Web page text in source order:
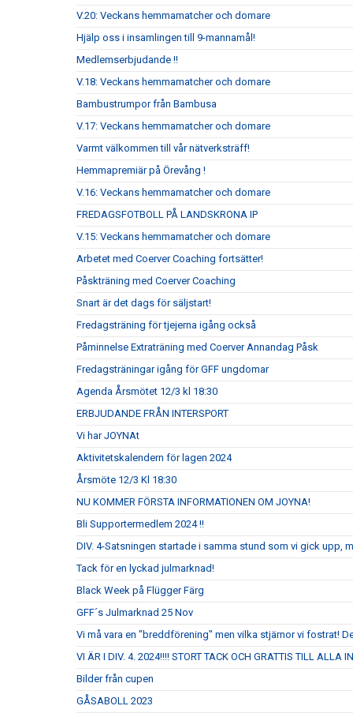
V.20: Veckans hemmamatcher och domare
Hjälp oss i insamlingen till 9-mannamål!
Medlemserbjudande !!
V.18: Veckans hemmamatcher och domare
Bambustrumpor från Bambusa
V.17: Veckans hemmamatcher och domare
Varmt välkommen till vår nätverksträff!
Hemmapremiär på Örevång !
V.16: Veckans hemmamatcher och domare
FREDAGSFOTBOLL PÅ LANDSKRONA IP
V.15: Veckans hemmamatcher och domare
Arbetet med Coerver Coaching fortsätter!
Påskträning med Coerver Coaching
Snart är det dags för säljstart!
Fredagsträning för tjejerna igång också
Påminnelse Extraträning med Coerver Annandag Påsk
Fredagsträningar igång för GFF ungdomar
Agenda Årsmötet 12/3 kl 18:30
ERBJUDANDE FRÅN INTERSPORT
Vi har JOYNAt
Aktivitetskalendern för lagen 2024
Årsmöte 12/3 Kl 18:30
NU KOMMER FÖRSTA INFORMATIONEN OM JOYNA!
Bli Supportermedlem 2024 !!
DIV. 4-Satsningen startade i samma stund som vi gick upp,
Tack för en lyckad julmarknad!
Black Week på Flügger Färg
GFF´s Julmarknad 25 Nov
Vi må vara en "breddförening" men vilka stjärnor vi fostrat!
VI ÄR I DIV. 4. 2024!!!! STORT TACK OCH GRATTIS TILL ALLA
Bilder från cupen
GÅSABOLL 2023